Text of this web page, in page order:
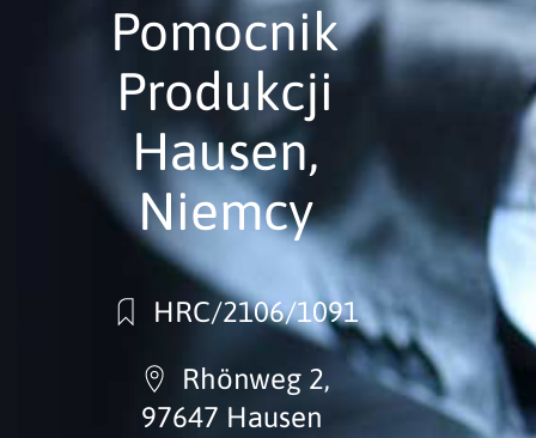
Pomocnik
Produkcji
Hausen,
Niemcy
HRC/2106/1091
Rhönweg 2,
97647 Hausen